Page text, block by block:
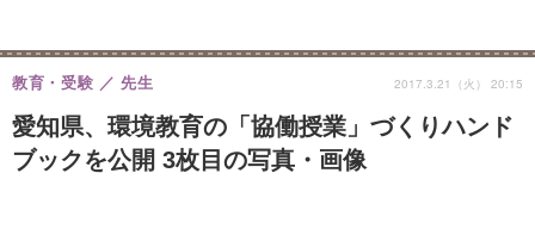
愛知県、環境教育の「協働授業」づくりハンド
ブックを公開 3枚目の写真・画像
教育・受験 先生 2017.3.21（火） 20:15